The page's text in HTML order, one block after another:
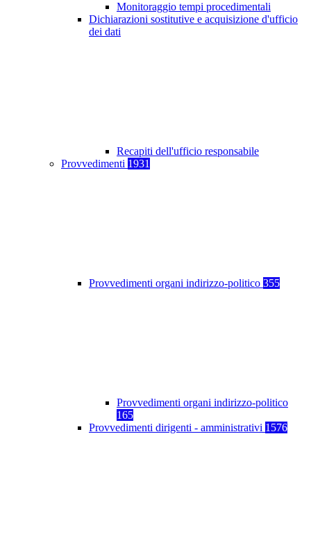
Monitoraggio tempi procedimentali
Dichiarazioni sostitutive e acquisizione d'ufficio
dei dati
Recapiti dell'ufficio responsabile
Provvedimenti 1931
Provvedimenti organi indirizzo-politico 355
Provvedimenti organi indirizzo-politico
165
Provvedimenti dirigenti - amministrativi 1576